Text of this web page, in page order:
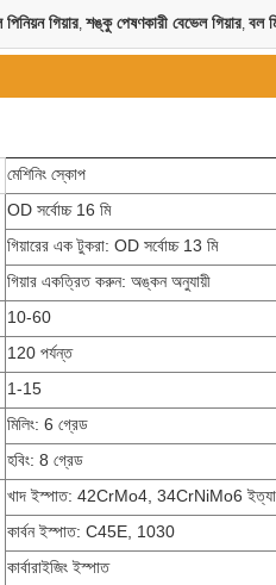
গিয়ার, শঙ্কু পেষণকারী বেভেল গিয়ার, বল
মেশিনিং স্কোপ
OD সর্বোচ্চ 16 মি
গিয়ারের এক টুকরা: OD সর্বোচ্চ 13 মি
গিয়ার একত্রিত করুন: অঙ্কন অনুযায়ী
10-60
120 পর্যন্ত
1-15
মিলিং: 6 গ্রেড
হবিং: 8 গ্রেড
খাদ ইস্পাত: 42CrMo4, 34CrNiMo6
কার্বন ইস্পাত: C45E, 1030
কার্বারাইজিং ইস্পাত